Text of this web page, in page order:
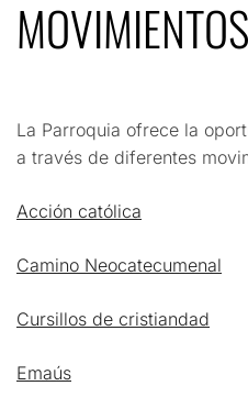
MOVIMIENTOS
La Parroquia ofrece la
a través de diferentes
Acción católica
Camino Neocatecumenal
Cursillos de cristiandad
Emaús